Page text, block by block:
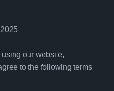
to the following terms